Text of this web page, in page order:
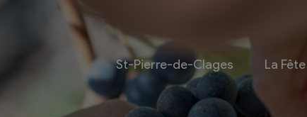
St-Pierre-de-Clages La